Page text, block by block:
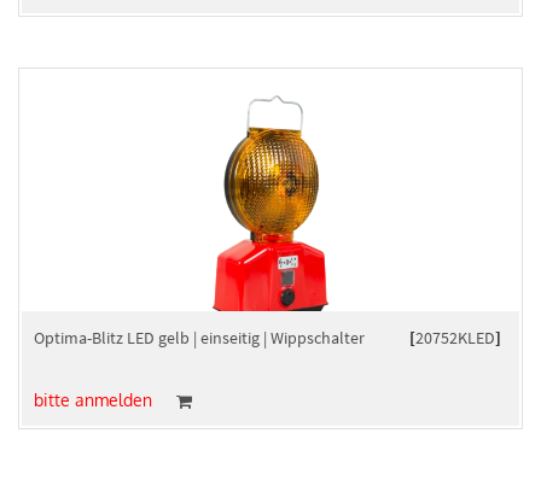
[20752KLED]
Optima-Blitz LED gelb | einseitig | Wippschalter
bitte anmelden